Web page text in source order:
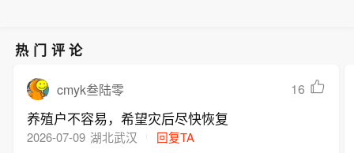
热门评论
cmyk叁陆零 16
养殖户不容易，希望灾后尽快恢复
2026-07-09 湖北武汉 回复TA